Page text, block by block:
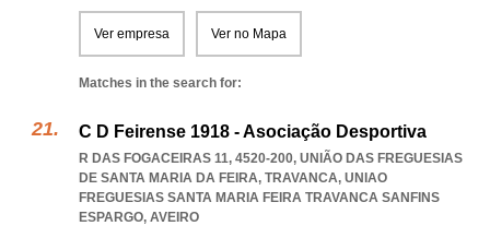
Ver empresa Ver no Mapa
Matches in the search for:
C D Feirense 1918 - Asociação Desportiva
R DAS FOGACEIRAS 11, 4520-200, UNIÃO DAS FREGUESIAS
DE SANTA MARIA DA FEIRA, TRAVANCA, UNIAO
FREGUESIAS SANTA MARIA FEIRA TRAVANCA SANFINS
ESPARGO, AVEIRO